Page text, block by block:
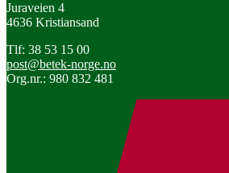
Juraveien 4
4636 Kristiansand
Tlf: 38 53 15 00
post@betek-norge.no
Org.nr.: 980 832 481